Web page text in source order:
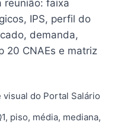
reunião: faixa
IPS, perfil do
demanda,
20 CNAEs e matriz
visual do Portal Salário
piso, média, mediana,